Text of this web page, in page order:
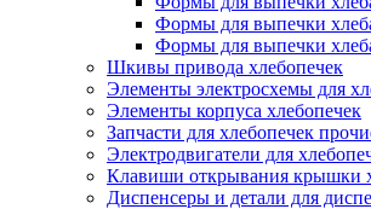
Формы для выпечки
Формы для выпечки
Шкивы привода хлебопечек
Элементы электросхемы для
Элементы корпуса хлебопечек
Запчасти для хлебопечек
Электродвигатели для
Клавиши открывания крышки
Диспенсеры и детали для